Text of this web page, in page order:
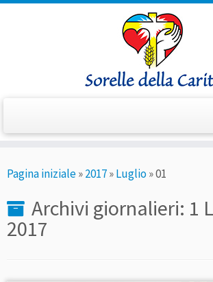
alPagina iniziale»2017»Luglio»01
Archivi giornalieri: 1
2017